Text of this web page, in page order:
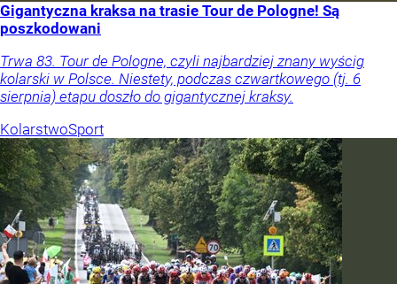
Gigantyczna kraksa na trasie Tour de Pologne! Są
poszkodowani
Trwa 83. Tour de Pologne, czyli najbardziej znany wyścig
kolarski w Polsce. Niestety, podczas czwartkowego (tj. 6
sierpnia) etapu doszło do gigantycznej kraksy.
KolarstwoSport